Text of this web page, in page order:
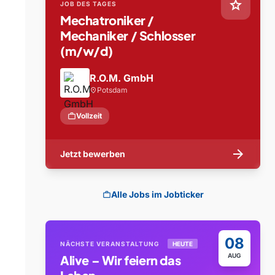
star
JOB DES TAGES
Mechatroniker /
Mechaniker / Schlosser
(m/w/d)
R.O.M. GmbH
location_on Potsdam
workVollzeit
Jetzt bewerben arrow_forward
workAlle Jobs im Jobticker
08
AUG
NÄCHSTE VERANSTALTUNG HEUTE
Alive – Wir feiern das